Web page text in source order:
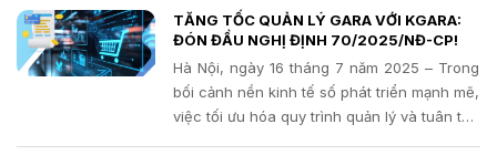
bạn bỏ lỡ những cơ hội phát triển và đối
mặt với những rủi ro tiềm ẩn mà đôi khi,
chính bạn cũng không nhận ra.
TĂNG TỐC QUẢN LÝ GARA VỚI KGARA:
ĐÓN ĐẦU NGHỊ ĐỊNH 70/2025/NĐ-CP!
Hà Nội, ngày 16 tháng 7 năm 2025 – Trong
bối cảnh nền kinh tế số phát triển mạnh mẽ,
việc tối ưu hóa quy trình quản lý và tuân thủ